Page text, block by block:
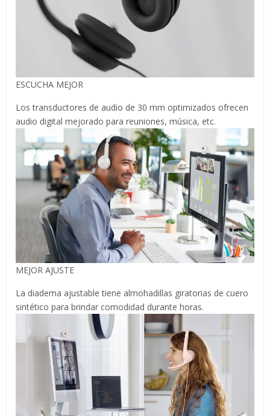
ESCUCHA MEJOR
Los transductores de audio de 30 mm optimizados ofrecen
audio digital mejorado para reuniones, música, etc.
MEJOR AJUSTE
La diadema ajustable tiene almohadillas giratorias de cuero
sintético para brindar comodidad durante horas.